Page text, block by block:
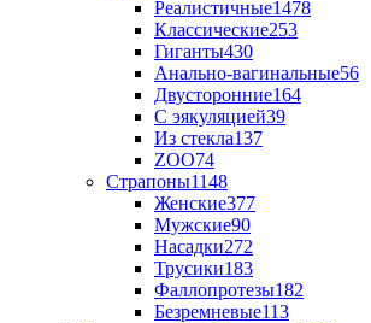
Реалистичные1478
Классические253
Гиганты430
Анально-вагинальные56
Двусторонние164
С эякуляцией39
Из стекла137
ZOO74
Страпоны1148
Женские377
Мужские90
Насадки272
Трусики183
Фаллопротезы182
Безремневые113